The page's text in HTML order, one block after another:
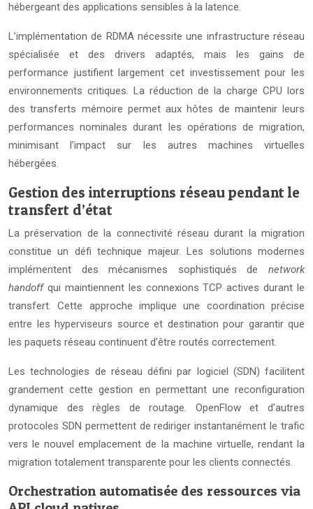
hébergeant des applications sensibles à la latence.
L’implémentation de RDMA nécessite une infrastructure réseau
spécialisée et des drivers adaptés, mais les gains de
performance justifient largement cet investissement pour les
environnements critiques. La réduction de la charge CPU lors
des transferts mémoire permet aux hôtes de maintenir leurs
performances nominales durant les opérations de migration,
minimisant l’impact sur les autres machines virtuelles
hébergées.
Gestion des interruptions réseau pendant le
transfert d’état
La préservation de la connectivité réseau durant la migration
constitue un défi technique majeur. Les solutions modernes
implémentent des mécanismes sophistiqués de network
handoff qui maintiennent les connexions TCP actives durant le
transfert. Cette approche implique une coordination précise
entre les hyperviseurs source et destination pour garantir que
les paquets réseau continuent d’être routés correctement.
Les technologies de réseau défini par logiciel (SDN) facilitent
grandement cette gestion en permettant une reconfiguration
dynamique des règles de routage. OpenFlow et d’autres
protocoles SDN permettent de rediriger instantanément le trafic
vers le nouvel emplacement de la machine virtuelle, rendant la
migration totalement transparente pour les clients connectés.
Orchestration automatisée des ressources via